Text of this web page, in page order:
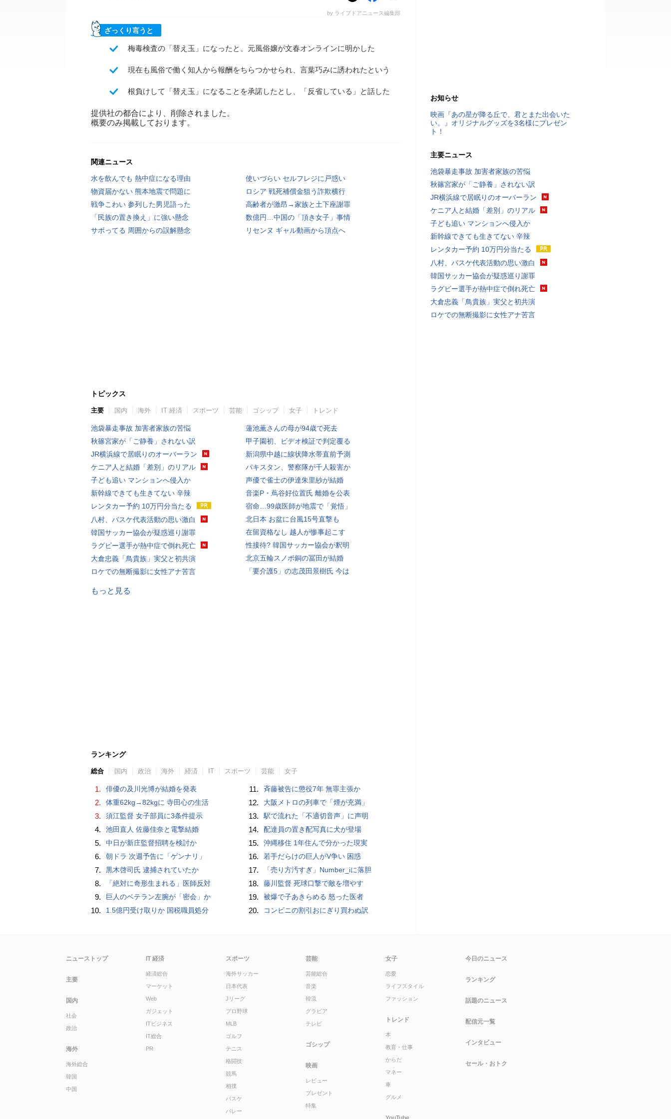
by ライブドアニュース編集部
ざっくり言うと
梅毒検査の「替え玉」になったと、元風俗嬢が文春オンラインに明かした
現在も風俗で働く知人から報酬をちらつかせられ、言葉巧みに誘われたという
根負けして「替え玉」になることを承諾したとし、「反省している」と話した
提供社の都合により、削除されました。
概要のみ掲載しております。
関連ニュース
水を飲んでも 熱中症になる理由
使いづらい セルフレジに戸惑い
物資届かない 熊本地震で問題に
ロシア 戦死補償金狙う詐欺横行
戦争こわい 参列した男児語った
高齢者が激昂→家族と土下座謝罪
「民族の置き換え」に強い懸念
数億円…中国の「頂き女子」事情
サボってる 周囲からの誤解懸念
リセンヌ ギャル動画から頂点へ
トピックス
主要 国内 海外 IT 経済 スポーツ 芸能 ゴシップ 女子 トレンド
池袋暴走事故 加害者家族の苦悩
秋篠宮家が「ご静養」されない訳
JR横浜線で居眠りのオーバーラン
ケニア人と結婚「差別」のリアル
子ども追い マンションへ侵入か
新幹線できても生きてない 辛辣
レンタカー予約 10万円分当たる
八村、バスケ代表活動の思い激白
韓国サッカー協会が疑惑巡り謝罪
ラグビー選手が熱中症で倒れ死亡
大倉忠義「鳥貴族」実父と初共演
ロケでの無断撮影に女性アナ苦言
蓮池薫さんの母が94歳で死去
甲子園初、ビデオ検証で判定覆る
新潟県中越に線状降水帯直前予測
パキスタン、警察隊が千人殺害か
声優で雀士の伊達朱里紗が結婚
音楽P・蔦谷好位置氏 離婚を公表
宿命…99歳医師が地震で「覚悟」
北日本 お盆に台風15号直撃も
在留資格なし 越人が惨事起こす
性接待? 韓国サッカー協会が釈明
北京五輪スノボ銅の冨田が結婚
「要介護5」の志茂田景樹氏 今は
もっと見る
ランキング
総合 国内 政治 海外 経済 IT スポーツ 芸能 女子
1. 俳優の及川光博が結婚を発表
2. 体重62kg→82kgに 寺田心の生活
3. 須江監督 女子部員に3条件提示
4. 池田直人 佐藤佳奈と電撃結婚
5. 中日が新庄監督招聘を検討か
6. 朝ドラ 次週予告に「ゲンナリ」
7. 黒木啓司氏 逮捕されていたか
8. 「絶対に奇形生まれる」医師反対
9. 巨人のベテラン左腕が「密会」か
10. 1.5億円受け取りか 国税職員処分
11. 斉藤被告に懲役7年 無罪主張か
12. 大阪メトロの列車で「煙が充満」
13. 駅で流れた「不適切音声」に声明
14. 配達員の置き配写真に犬が登場
15. 沖縄移住 1年住んで分かった現実
16. 若手だらけの巨人がV争い 困惑
17. 「売り方汚すぎ」Number_iに落胆
18. 藤川監督 死球口撃で敵を増やす
19. 被爆で子あきらめる 怒った医者
20. コンビニの割引おにぎり買わぬ訳
お知らせ
映画『あの星が降る丘で、君とまた出会いた
い。』オリジナルグッズを3名様にプレゼン
ト！
主要ニュース
池袋暴走事故 加害者家族の苦悩
秋篠宮家が「ご静養」されない訳
JR横浜線で居眠りのオーバーラン
ケニア人と結婚「差別」のリアル
子ども追い マンションへ侵入か
新幹線できても生きてない 辛辣
レンタカー予約 10万円分当たる
八村、バスケ代表活動の思い激白
韓国サッカー協会が疑惑巡り謝罪
ラグビー選手が熱中症で倒れ死亡
大倉忠義「鳥貴族」実父と初共演
ロケでの無断撮影に女性アナ苦言
ニューストップ
主要
国内
社会
政治
海外
海外総合
韓国
中国
IT 経済
経済総合
マーケット
Web
ガジェット
ITビジネス
IT総合
PR
スポーツ
海外サッカー
日本代表
Jリーグ
プロ野球
MLB
ゴルフ
テニス
格闘技
競馬
相撲
バスケ
バレー
芸能
芸能総合
音楽
韓流
グラビア
テレビ
ゴシップ
映画
レビュー
プレゼント
特集
女子
恋愛
ライフスタイル
ファッション
トレンド
本
教育・仕事
からだ
マネー
車
グルメ
今日のニュース
ランキング
話題のニュース
配信元一覧
インタビュー
セール・おトク